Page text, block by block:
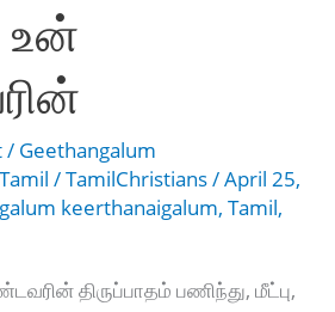
/ Geethangalum
Tamil /TamilChristians/April 25,
keerthanaigalum,Tamil,
திருப்பாதம் பணிந்து, மீட்பு,